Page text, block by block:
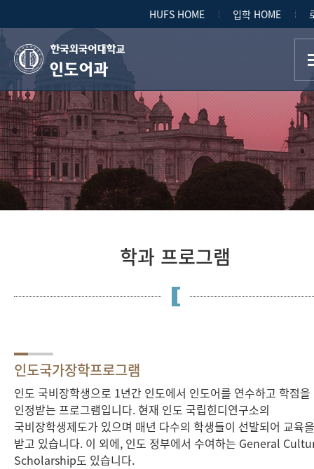
HUFS HOME 입학 HOME
인도어과
학과 프로그램
인도국가장학프로그램
인도 국비장학생으로 1년간 인도에서 인도어를 연수하고 학점을
인정받는 프로그램입니다. 현재 인도 국립힌디연구소의
국비장학생제도가 있으며 매년 다수의 학생들이 선발되어 교육을
받고 있습니다. 이 외에, 인도 정부에서 수여하는 General
Scholarship도 있습니다.